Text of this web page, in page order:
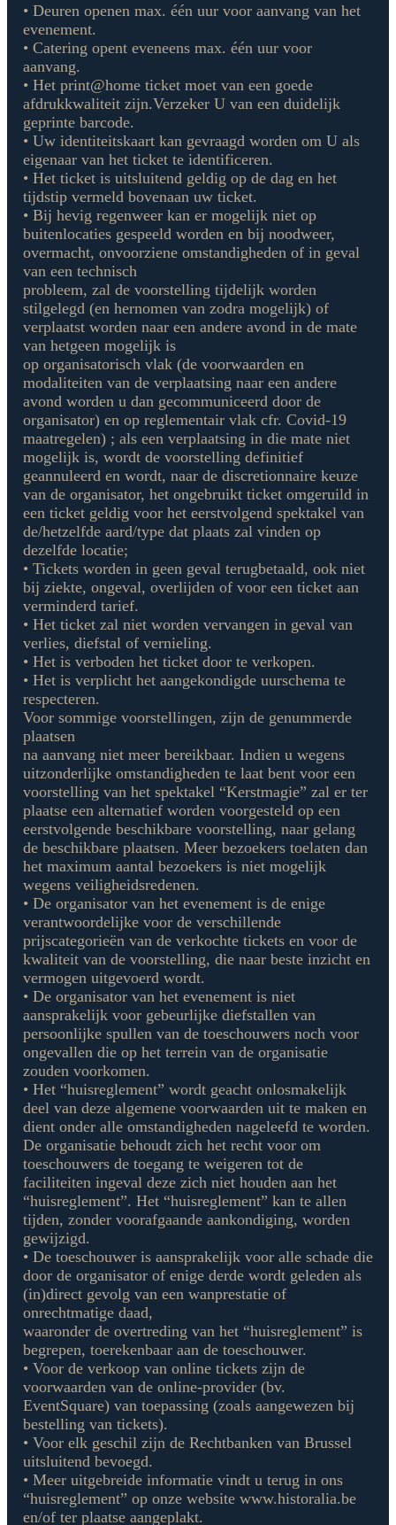
• Deuren openen max. één uur voor aanvang van het
evenement.
• Catering opent eveneens max. één uur voor
aanvang.
• Het print@home ticket moet van een goede
afdrukkwaliteit zijn.Verzeker U van een duidelijk
geprinte barcode.
• Uw identiteitskaart kan gevraagd worden om U als
eigenaar van het ticket te identificeren.
• Het ticket is uitsluitend geldig op de dag en het
tijdstip vermeld bovenaan uw ticket.
• Bij hevig regenweer kan er mogelijk niet op
buitenlocaties gespeeld worden en bij noodweer,
overmacht, onvoorziene omstandigheden of in geval
van een technisch
probleem, zal de voorstelling tijdelijk worden
stilgelegd (en hernomen van zodra mogelijk) of
verplaatst worden naar een andere avond in de mate
van hetgeen mogelijk is
op organisatorisch vlak (de voorwaarden en
modaliteiten van de verplaatsing naar een andere
avond worden u dan gecommuniceerd door de
organisator) en op reglementair vlak cfr. Covid-19
maatregelen) ; als een verplaatsing in die mate niet
mogelijk is, wordt de voorstelling definitief
geannuleerd en wordt, naar de discretionnaire keuze
van de organisator, het ongebruikt ticket omgeruild in
een ticket geldig voor het eerstvolgend spektakel van
de/hetzelfde aard/type dat plaats zal vinden op
dezelfde locatie;
• Tickets worden in geen geval terugbetaald, ook niet
bij ziekte, ongeval, overlijden of voor een ticket aan
verminderd tarief.
• Het ticket zal niet worden vervangen in geval van
verlies, diefstal of vernieling.
• Het is verboden het ticket door te verkopen.
• Het is verplicht het aangekondigde uurschema te
respecteren.
Voor sommige voorstellingen, zijn de genummerde
plaatsen
na aanvang niet meer bereikbaar. Indien u wegens
uitzonderlijke omstandigheden te laat bent voor een
voorstelling van het spektakel “Kerstmagie” zal er ter
plaatse een alternatief worden voorgesteld op een
eerstvolgende beschikbare voorstelling, naar gelang
de beschikbare plaatsen. Meer bezoekers toelaten dan
het maximum aantal bezoekers is niet mogelijk
wegens veiligheidsredenen.
• De organisator van het evenement is de enige
verantwoordelijke voor de verschillende
prijscategorieën van de verkochte tickets en voor de
kwaliteit van de voorstelling, die naar beste inzicht en
vermogen uitgevoerd wordt.
• De organisator van het evenement is niet
aansprakelijk voor gebeurlijke diefstallen van
persoonlijke spullen van de toeschouwers noch voor
ongevallen die op het terrein van de organisatie
zouden voorkomen.
• Het “huisreglement” wordt geacht onlosmakelijk
deel van deze algemene voorwaarden uit te maken en
dient onder alle omstandigheden nageleefd te worden.
De organisatie behoudt zich het recht voor om
toeschouwers de toegang te weigeren tot de
faciliteiten ingeval deze zich niet houden aan het
“huisreglement”. Het “huisreglement” kan te allen
tijden, zonder voorafgaande aankondiging, worden
gewijzigd.
• De toeschouwer is aansprakelijk voor alle schade die
door de organisator of enige derde wordt geleden als
(in)direct gevolg van een wanprestatie of
onrechtmatige daad,
waaronder de overtreding van het “huisreglement” is
begrepen, toerekenbaar aan de toeschouwer.
• Voor de verkoop van online tickets zijn de
voorwaarden van de online-provider (bv.
EventSquare) van toepassing (zoals aangewezen bij
bestelling van tickets).
• Voor elk geschil zijn de Rechtbanken van Brussel
uitsluitend bevoegd.
• Meer uitgebreide informatie vindt u terug in ons
“huisreglement” op onze website www.historalia.be
en/of ter plaatse aangeplakt.